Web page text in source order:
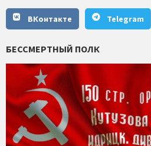
ВКонтакте Telegram
БЕССМЕРТНЫЙ ПОЛК